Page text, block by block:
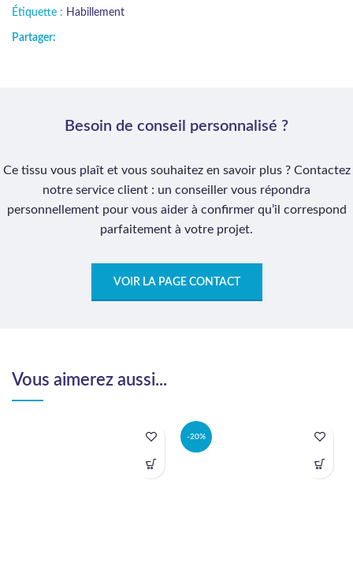
Étiquette : Habillement
Partager:
Besoin de conseil personnalisé ?
Ce tissu vous plaît et vous souhaitez en savoir plus ? Contactez
notre service client : un conseiller vous répondra
personnellement pour vous aider à confirmer qu’il correspond
parfaitement à votre projet.
VOIR LA PAGE CONTACT
Vous aimerez aussi...
-20%